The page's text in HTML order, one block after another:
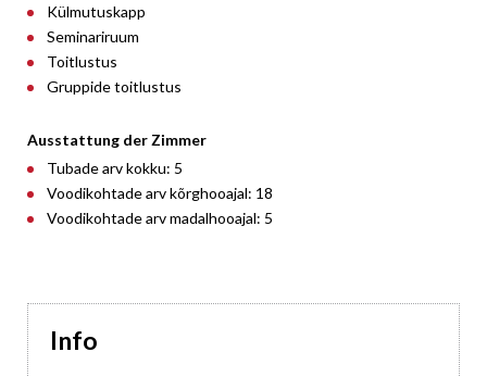
Külmutuskapp
Seminariruum
Toitlustus
Gruppide toitlustus
Ausstattung der Zimmer
Tubade arv kokku: 5
Voodikohtade arv kõrghooajal: 18
Voodikohtade arv madalhooajal: 5
Info